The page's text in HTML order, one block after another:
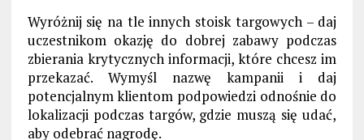
Wyróżnij się na tle innych stoisk targowych – daj
uczestnikom okazję do dobrej zabawy podczas
zbierania krytycznych informacji, które chcesz im
przekazać. Wymyśl nazwę kampanii i daj
potencjalnym klientom podpowiedzi odnośnie do
lokalizacji podczas targów, gdzie muszą się udać,
aby odebrać nagrodę.